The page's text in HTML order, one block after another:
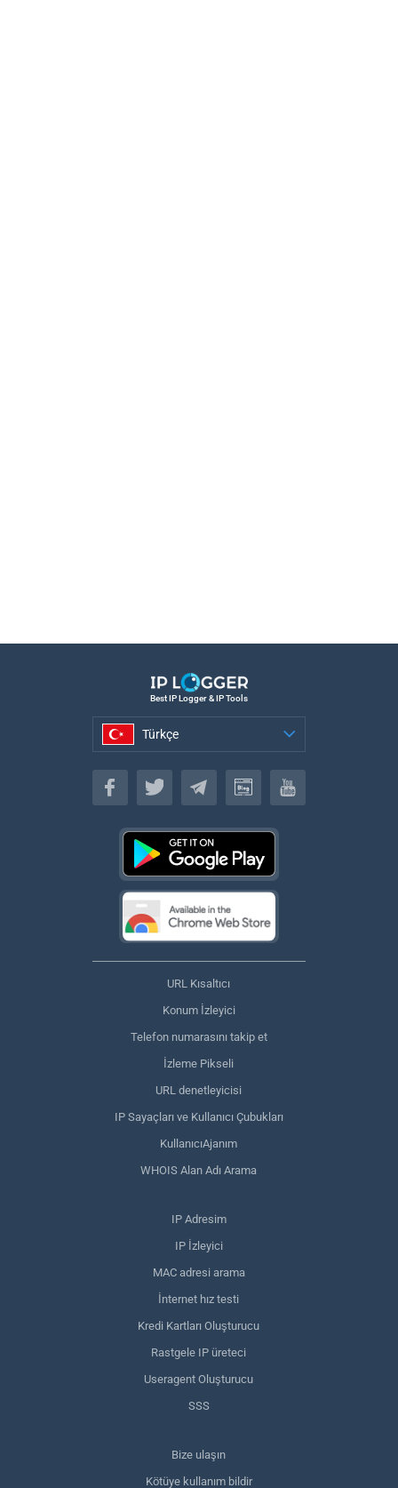
Best IP Logger & IP Tools
Türkçe
Türkçe
URL Kısaltıcı
Konum İzleyici
Telefon numarasını takip et
İzleme Pikseli
URL denetleyicisi
IP Sayaçları ve Kullanıcı Çubukları
KullanıcıAjanım
WHOIS Alan Adı Arama
IP Adresim
IP İzleyici
MAC adresi arama
İnternet hız testi
Kredi Kartları Oluşturucu
Rastgele IP üreteci
Useragent Oluşturucu
SSS
Bize ulaşın
Kötüye kullanım bildir